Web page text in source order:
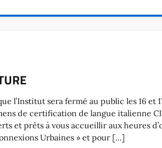
l’Institut sera fermé au public les 16 et
de certification de langue italienne
et prêts à vous accueillir aux heures
Urbaines » et pour […]